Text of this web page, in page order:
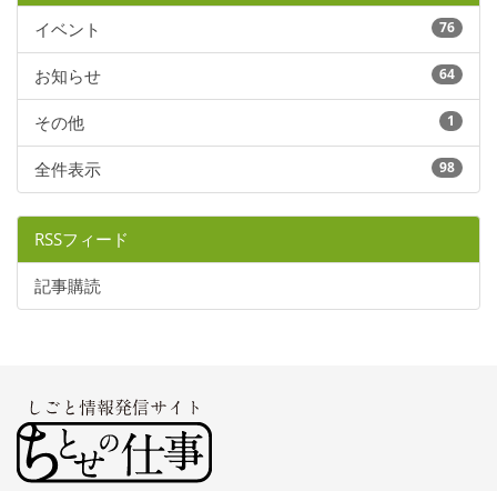
イベント 76
お知らせ 64
その他 1
全件表示 98
RSSフィード
記事購読